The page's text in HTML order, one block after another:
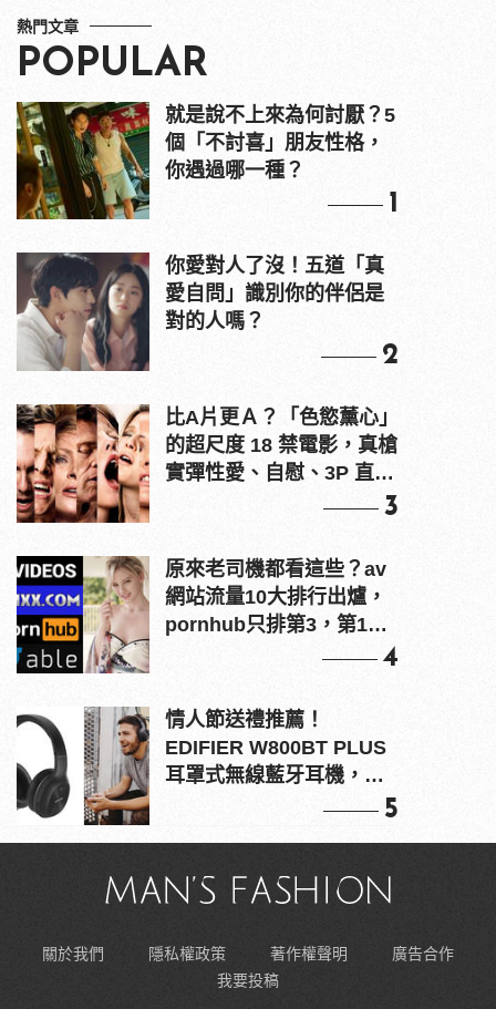
熱門文章
POPULAR
就是說不上來為何討厭？5
個「不討喜」朋友性格，
你遇過哪一種？
1
你愛對人了沒！五道「真
愛自問」識別你的伴侶是
對的人嗎？
2
比A片更Ａ？「色慾薰心」
的超尺度 18 禁電影，真槍
實彈性愛、自慰、3P 直接
3
原來老司機都看這些？av
網站流量10大排行出爐，
pornhub只排第3，第1名
4
情人節送禮推薦！
EDIFIER W800BT PLUS
耳罩式無線藍牙耳機，在
5
關於我們 隱私權政策 著作權聲明
廣告合作
我要投稿